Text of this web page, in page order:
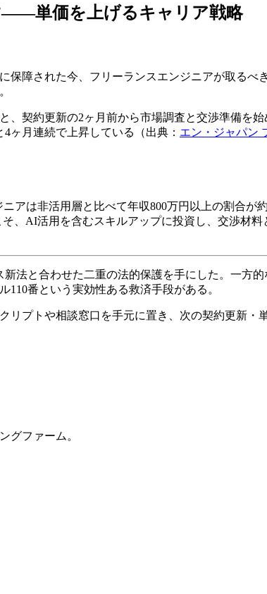
――単価を上げるキャリア戦略
障された今、フリーランスエンジニアが取る
契約更新の2ヶ月前から市場調査と交渉準備を
ヶ月連続で上昇している（出典： エン・ジャパン
アは非活用層と比べて年収800万円以上の割合が
、AI活用を含むスキルアップに投資し、交渉材
法と合わせた二重の法的保護を手にした。一方
番という実効性ある救済手段がある。
リプトや相談窓口を手元に置き、次の契約更新
グファーム。